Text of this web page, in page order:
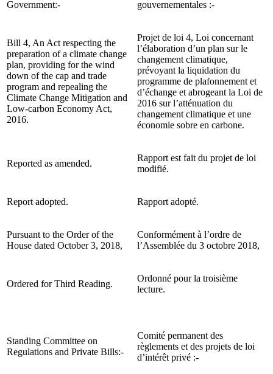
Government:-
gouvernementales :-
Bill 4, An Act respecting the
preparation of a climate change
plan, providing for the wind
down of the cap and trade
program and repealing the
Climate Change Mitigation and
Low-carbon Economy Act,
2016.
Projet de loi 4, Loi concernant
l’élaboration d’un plan sur le
changement climatique,
prévoyant la liquidation du
programme de plafonnement et
d’échange et abrogeant la Loi de
2016 sur l’atténuation du
changement climatique et une
économie sobre en carbone.
Reported as amended.
Rapport est fait du projet de loi
modifié.
Report adopted. Rapport adopté.
Pursuant to the Order of the
House dated October 3, 2018,
Conformément à l’ordre de
l’Assemblée du 3 octobre 2018,
Ordered for Third Reading.
Ordonné pour la troisième
lecture.
Standing Committee on
Regulations and Private Bills:-
Comité permanent des
règlements et des projets de loi
d’intérêt privé :-